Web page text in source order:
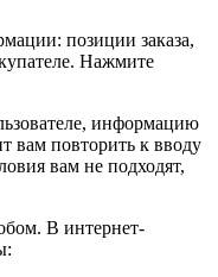
позиции заказа,
Нажмите
информацию
вам повторить к вводу
вам не подходят,
В интернет-